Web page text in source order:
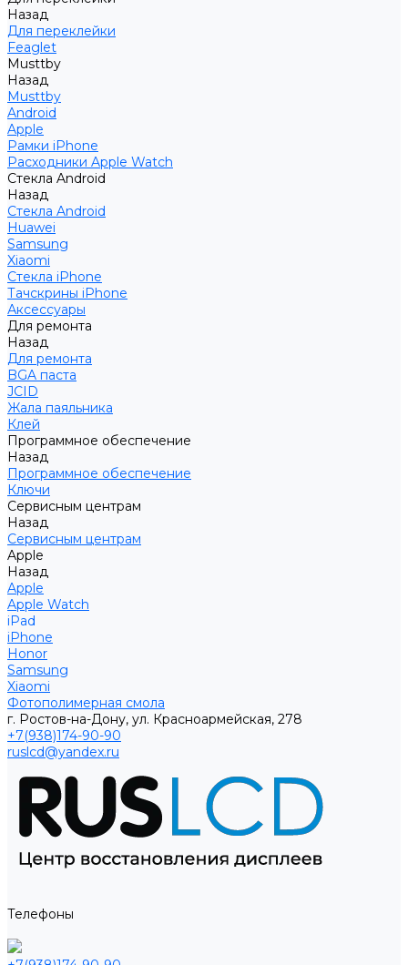
Назад
Для переклейки
Feaglet
Musttby
Назад
Musttby
Android
Apple
Рамки iPhone
Расходники Apple Watch
Стекла Android
Назад
Стекла Android
Huawei
Samsung
Xiaomi
Стекла iPhone
Тачскрины iPhone
Аксессуары
Для ремонта
Назад
Для ремонта
BGA паста
JCID
Жала паяльника
Клей
Программное обеспечение
Назад
Программное обеспечение
Ключи
Сервисным центрам
Назад
Сервисным центрам
Apple
Назад
Apple
Apple Watch
iPad
iPhone
Honor
Samsung
Xiaomi
Фотополимерная смола
г. Ростов-на-Дону, ул. Красноармейская, 278
+7(938)174-90-90
ruslcd@yandex.ru
Телефоны